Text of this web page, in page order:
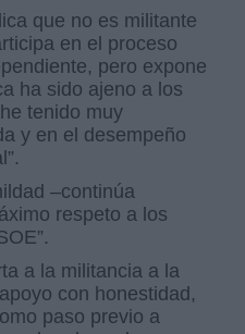
que no es militante
en el proceso
pero expone
ha sido ajeno a los
tenido muy
y en el desempeño
–continúa
respeto a los
a la militancia a la
con honestidad,
paso previo a